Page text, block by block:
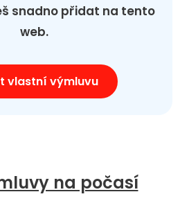
snadno přidat na tento
web.
vlastní výmluvu
na počasí